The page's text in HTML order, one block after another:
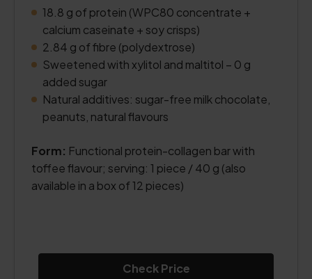
18.8 g of protein (WPC80 concentrate +
calcium caseinate + soy crisps)
2.84 g of fibre (polydextrose)
Sweetened with xylitol and maltitol – 0 g
added sugar
Natural additives: sugar-free milk chocolate,
peanuts, natural flavours
Form: Functional protein-collagen bar with
toffee flavour; serving: 1 piece / 40 g (also
available in a box of 12 pieces)
Check Price